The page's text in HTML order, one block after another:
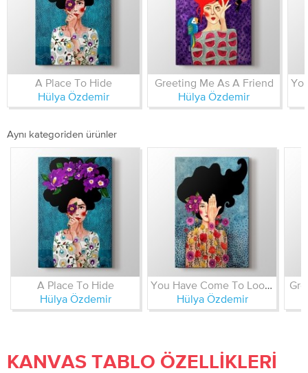
A Place To Hide
Hülya Özdemir
Greeting Me As A Friend
Hülya Özdemir
Aynı kategoriden ürünler
A Place To Hide
Hülya Özdemir
You Have Come To Loose Some Memories
Hülya Özdemir
KANVAS TABLO ÖZELLIKLERI